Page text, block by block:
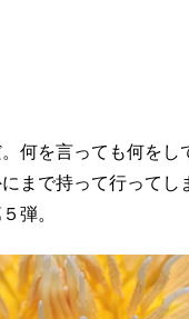
何を言っても何を
まで持って行ってし
弾。